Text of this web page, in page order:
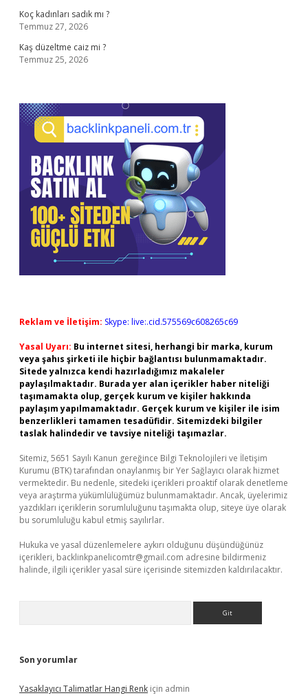
Koç kadınları sadık mı ?
Temmuz 27, 2026
Kaş düzeltme caiz mi ?
Temmuz 25, 2026
Reklam ve İletişim: Skype: live:.cid.575569c608265c69
Yasal Uyarı: Bu internet sitesi, herhangi bir marka, kurum
veya şahıs şirketi ile hiçbir bağlantısı bulunmamaktadır.
Sitede yalnızca kendi hazırladığımız makaleler
paylaşılmaktadır. Burada yer alan içerikler haber niteliği
taşımamakta olup, gerçek kurum ve kişiler hakkında
paylaşım yapılmamaktadır. Gerçek kurum ve kişiler ile isim
benzerlikleri tamamen tesadüfidir. Sitemizdeki bilgiler
taslak halindedir ve tavsiye niteliği taşımazlar.
Sitemiz, 5651 Sayılı Kanun gereğince Bilgi Teknolojileri ve İletişim
Kurumu (BTK) tarafından onaylanmış bir Yer Sağlayıcı olarak hizmet
vermektedir. Bu nedenle, sitedeki içerikleri proaktif olarak denetleme
veya araştırma yükümlülüğümüz bulunmamaktadır. Ancak, üyelerimiz
yazdıkları içeriklerin sorumluluğunu taşımakta olup, siteye üye olarak
bu sorumluluğu kabul etmiş sayılırlar.
Hukuka ve yasal düzenlemelere aykırı olduğunu düşündüğünüz
içerikleri, backlinkpanelicomtr@gmail.com adresine bildirmeniz
halinde, ilgili içerikler yasal süre içerisinde sitemizden kaldırılacaktır.
Son yorumlar
Yasaklayıcı Talimatlar Hangi Renk için admin